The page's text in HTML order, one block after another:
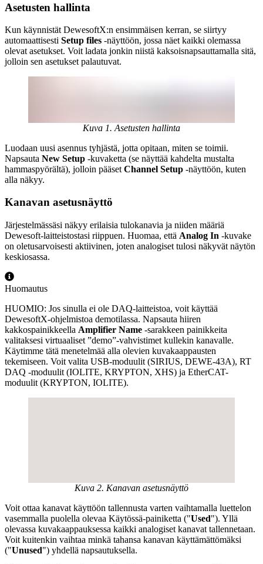
Asetusten hallinta
Kun käynnistät DewesoftX:n ensimmäisen kerran, se siirtyy
automaattisesti Setup files -näyttöön, jossa näet kaikki olemassa
olevat asetukset. Voit ladata jonkin niistä kaksoisnapsauttamalla sitä,
jolloin sen asetukset palautuvat.
Kuva 1. Asetusten hallinta
Luodaan uusi asennus tyhjästä, jotta opitaan, miten se toimii.
Napsauta New Setup -kuvaketta (se näyttää kahdelta mustalta
hammaspyörältä), jolloin pääset Channel Setup -näyttöön, kuten
alla näkyy.
Kanavan asetusnäyttö
Järjestelmässäsi näkyy erilaisia tulokanavia ja niiden määriä
Dewesoft-laitteistostasi riippuen. Huomaa, että Analog In -kuvake
on oletusarvoisesti aktiivinen, joten analogiset tulosi näkyvät näytön
keskiosassa.
Huomautus
HUOMIO: Jos sinulla ei ole DAQ-laitteistoa, voit käyttää
DewesoftX-ohjelmistoa demotilassa. Napsauta hiiren
kakkospainikkeella Amplifier Name -sarakkeen painikkeita
valitaksesi virtuaaliset ”demo”-vahvistimet kullekin kanavalle.
Käytimme tätä menetelmää alla olevien kuvakaappausten
tekemiseen. Voit valita USB-moduulit (SIRIUS, DEWE-43A), RT
DAQ -moduulit (IOLITE, KRYPTON, XHS) ja EtherCAT-
moduulit (KRYPTON, IOLITE).
Kuva 2. Kanavan asetusnäyttö
Voit ottaa kanavat käyttöön tallennusta varten vaihtamalla luettelon
vasemmalla puolella olevaa Käytössä-painiketta ("Used"). Yllä
olevassa kuvakaappauksessa kaikki analogiset kanavat tallennetaan.
Voit kuitenkin vaihtaa minkä tahansa kanavan käyttämättömäksi
("Unused") yhdellä napsautuksella.